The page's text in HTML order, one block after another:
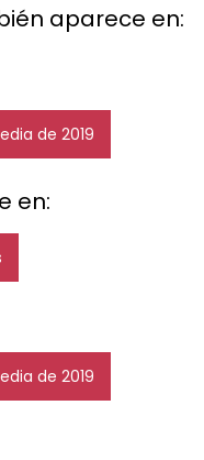
aparece en:
de 2019
en:
de 2019